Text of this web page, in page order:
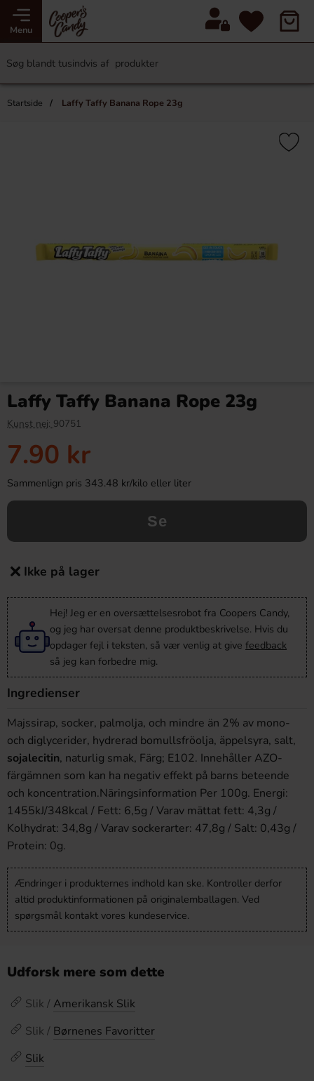
Menu
Startside Laffy Taffy Banana Rope 23g
Laffy Taffy Banana Rope 23g
Kunst nej: 90751
7.90 kr
Sammenlign pris 343.48 kr/kilo eller liter
Se
Ikke på lager
Hej! Jeg er en oversættelsesrobot fra Coopers Candy,
og jeg har oversat denne produktbeskrivelse. Hvis du
opdager fejl i teksten, så vær venlig at give feedback
så jeg kan forbedre mig.
Ingredienser
Majssirap, socker, palmolja, och mindre än 2% av mono-
och diglycerider, hydrerad bomullsfröolja, äppelsyra, salt,
sojalecitin, naturlig smak, Färg; E102. Innehåller AZO-
färgämnen som kan ha negativ effekt på barns beteende
och koncentration.Näringsinformation Per 100g. Energi:
1455kJ/348kcal / Fett: 6,5g / Varav mättat fett: 4,3g /
Kolhydrat: 34,8g / Varav sockerarter: 47,8g / Salt: 0,43g /
Protein: 0g.
Ændringer i produkternes indhold kan ske. Kontroller derfor
altid produktinformationen på originalemballagen. Ved
spørgsmål kontakt vores kundeservice.
Udforsk mere som dette
Slik / Amerikansk Slik
Slik / Børnenes Favoritter
Slik